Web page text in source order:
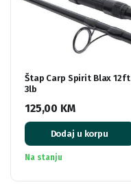
Štap Carp Spirit Blax 12ft
3lb
125,00 KM
Dodaj u korpu
Na stanju